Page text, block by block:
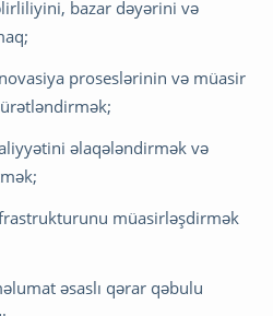
bazar dəyərini və
proseslərinin və müasir
əlaqələndirmək və
müasirləşdirmək
əsaslı qərar qəbulu